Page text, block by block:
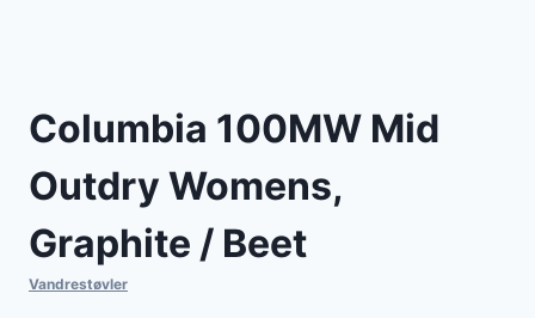
Columbia 100MW Mid
Outdry Womens,
Graphite / Beet
Vandrestøvler